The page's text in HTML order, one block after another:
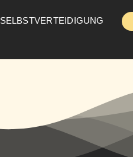
SELBSTVERTEIDIGUNG